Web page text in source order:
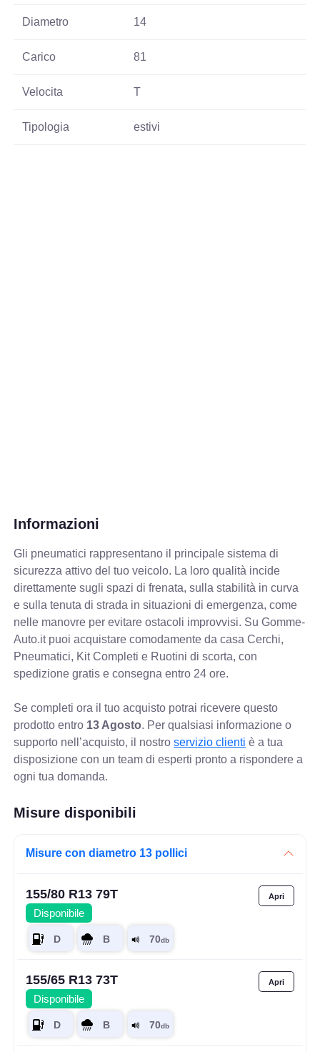
Diametro 14
Carico 81
Velocita T
Tipologia estivi
Informazioni
Gli pneumatici rappresentano il principale sistema di
sicurezza attivo del tuo veicolo. La loro qualità incide
direttamente sugli spazi di frenata, sulla stabilità in curva
e sulla tenuta di strada in situazioni di emergenza, come
nelle manovre per evitare ostacoli improvvisi. Su Gomme-
Auto.it puoi acquistare comodamente da casa Cerchi,
Pneumatici, Kit Completi e Ruotini di scorta, con
spedizione gratis e consegna entro 24 ore.
Se completi ora il tuo acquisto potrai ricevere questo
prodotto entro 13 Agosto. Per qualsiasi informazione o
supporto nell’acquisto, il nostroservizio clienti è a tua
disposizione con un team di esperti pronto a rispondere a
ogni tua domanda.
Misure disponibili
Misure con diametro 13 pollici
155/80 R13 79T
Disponibile
155/65 R13 73T
Disponibile